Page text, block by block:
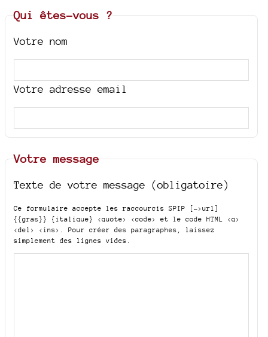
Qui êtes-vous ?
Votre nom
Votre adresse email
Votre message
Texte de votre message (obligatoire)
Ce formulaire accepte les raccourcis SPIP
[->url]
{{gras}} {italique} <quote> <code>
et le code HTML <q>
<del> <ins>
. Pour créer des paragraphes, laissez
simplement des lignes vides.